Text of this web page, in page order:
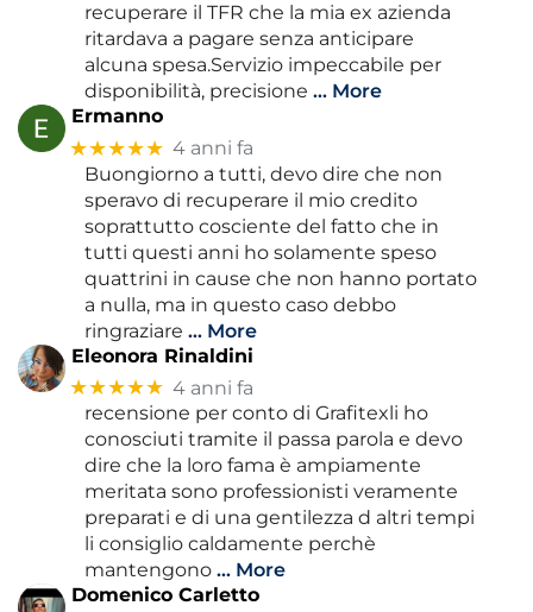
recuperare il TFR che la mia ex azienda
ritardava a pagare senza anticipare
alcuna spesa.Servizio impeccabile per
disponibilità, precisione … More
Ermanno
★★★★★ 4 anni fa
Buongiorno a tutti, devo dire che non
speravo di recuperare il mio credito
soprattutto cosciente del fatto che in
tutti questi anni ho solamente speso
quattrini in cause che non hanno portato
a nulla, ma in questo caso debbo
ringraziare … More
Eleonora Rinaldini
★★★★★ 4 anni fa
recensione per conto di Grafitexli ho
conosciuti tramite il passa parola e devo
dire che la loro fama è ampiamente
meritata sono professionisti veramente
preparati e di una gentilezza d altri tempi
li consiglio caldamente perchè
mantengono … More
Domenico Carletto